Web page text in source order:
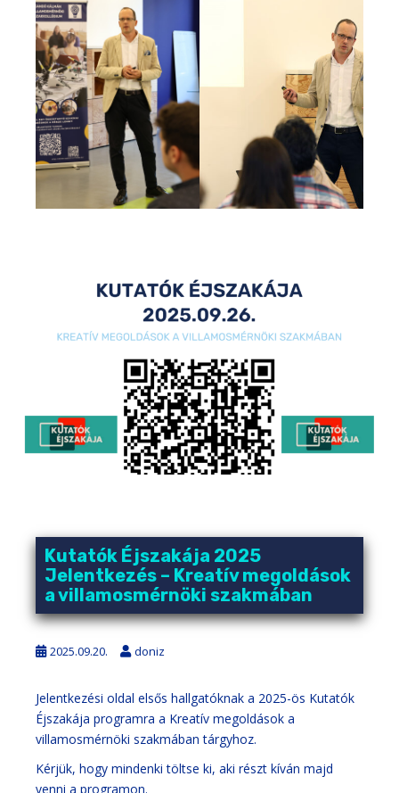
Kutatók Éjszakája 2025
Jelentkezés – Kreatív megoldások
a villamosmérnöki szakmában
2025.09.20. doniz
Jelentkezési oldal elsős hallgatóknak a 2025-ös Kutatók
Éjszakája programra a Kreatív megoldások a
villamosmérnöki szakmában tárgyhoz.
Kérjük, hogy mindenki töltse ki, aki részt kíván majd
venni a programon.